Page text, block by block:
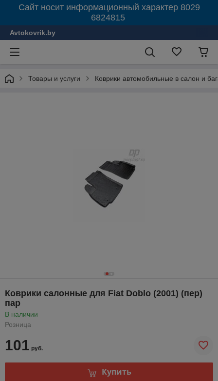
Сайт носит информационный характер 8029
6824815
Avtokovrik.by
Товары и услуги Коврики автомобильные в салон и
Коврики салонные для Fiat Doblo (2001) (пер)
пар
В наличии
Розница
101 руб.
Купить